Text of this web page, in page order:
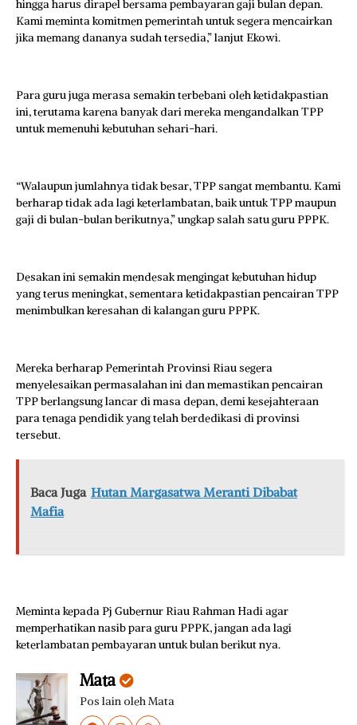
hingga harus dirapel bersama pembayaran gaji bulan depan.
Kami meminta komitmen pemerintah untuk segera mencairkan
jika memang dananya sudah tersedia,” lanjut Ekowi.
Para guru juga merasa semakin terbebani oleh ketidakpastian
ini, terutama karena banyak dari mereka mengandalkan TPP
untuk memenuhi kebutuhan sehari-hari.
“Walaupun jumlahnya tidak besar, TPP sangat membantu. Kami
berharap tidak ada lagi keterlambatan, baik untuk TPP maupun
gaji di bulan-bulan berikutnya,” ungkap salah satu guru PPPK.
Desakan ini semakin mendesak mengingat kebutuhan hidup
yang terus meningkat, sementara ketidakpastian pencairan TPP
menimbulkan keresahan di kalangan guru PPPK.
Mereka berharap Pemerintah Provinsi Riau segera
menyelesaikan permasalahan ini dan memastikan pencairan
TPP berlangsung lancar di masa depan, demi kesejahteraan
para tenaga pendidik yang telah berdedikasi di provinsi
tersebut.
Baca Juga Hutan Margasatwa Meranti Dibabat
Mafia
Meminta kepada Pj Gubernur Riau Rahman Hadi agar
memperhatikan nasib para guru PPPK, jangan ada lagi
keterlambatan pembayaran untuk bulan berikut nya.
Mata
Pos lain oleh Mata